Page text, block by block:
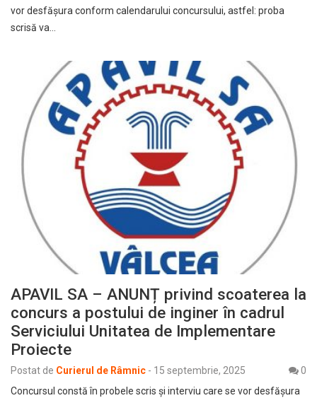
vor desfășura conform calendarului concursului, astfel: proba
scrisă va…
APAVIL SA – ANUNȚ privind scoaterea la
concurs a postului de inginer în cadrul
Serviciului Unitatea de Implementare
Proiecte
Postat de Curierul de Râmnic - 15 septembrie, 2025
0
Concursul constă în probele scris şi interviu care se vor desfășura